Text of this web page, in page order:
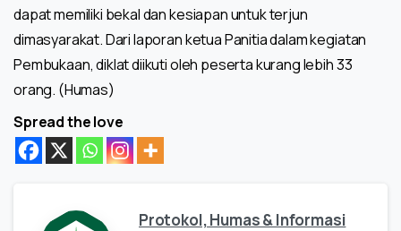
dapat memiliki bekal dan kesiapan untuk terjun
dimasyarakat. Dari laporan ketua Panitia dalam kegiatan
Pembukaan, diklat diikuti oleh peserta kurang lebih 33
orang. (Humas)
Spread the love
Protokol, Humas & Informasi